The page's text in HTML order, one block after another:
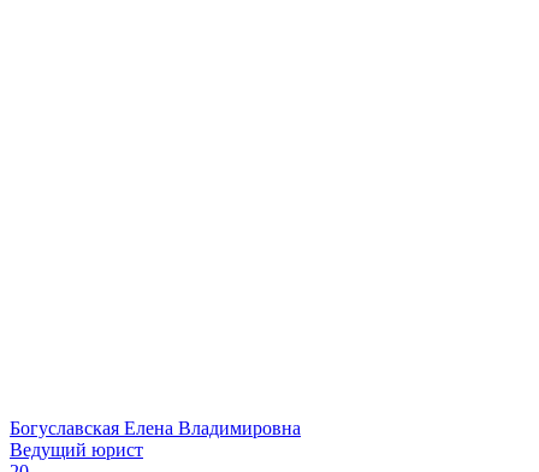
Богуславская Елена Владимировна
Ведущий юрист